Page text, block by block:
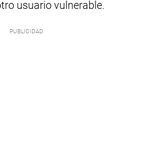
usuario vulnerable.